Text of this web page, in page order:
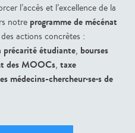
l’accès et l’excellence de la
notre programme de mécénat
actions concrètes :
précarité étudiante, bourses
des MOOCs, taxe
médecins-chercheur·se·s de